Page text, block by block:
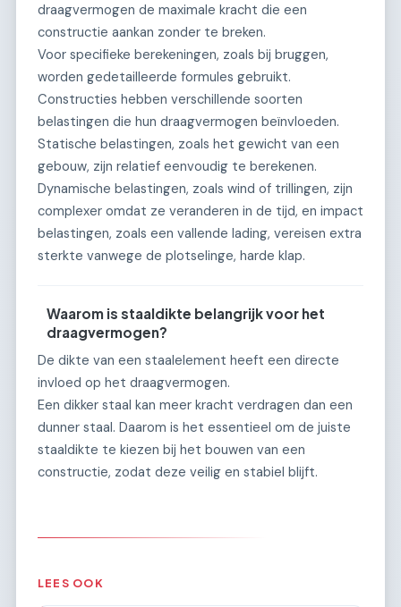
draagvermogen de maximale kracht die een
constructie aankan zonder te breken.
Voor specifieke berekeningen, zoals bij bruggen,
worden gedetailleerde formules gebruikt.
Constructies hebben verschillende soorten
belastingen die hun draagvermogen beïnvloeden.
Statische belastingen, zoals het gewicht van een
gebouw, zijn relatief eenvoudig te berekenen.
Dynamische belastingen, zoals wind of trillingen, zijn
complexer omdat ze veranderen in de tijd, en impact
belastingen, zoals een vallende lading, vereisen extra
sterkte vanwege de plotselinge, harde klap.
Waarom is staaldikte belangrijk voor het
draagvermogen?
De dikte van een staalelement heeft een directe
invloed op het draagvermogen.
Een dikker staal kan meer kracht verdragen dan een
dunner staal. Daarom is het essentieel om de juiste
staaldikte te kiezen bij het bouwen van een
constructie, zodat deze veilig en stabiel blijft.
LEES OOK